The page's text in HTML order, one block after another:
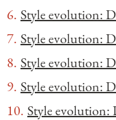
Style evolution:
Style evolution:
Style evolution:
Style evolution:
Style evolution: